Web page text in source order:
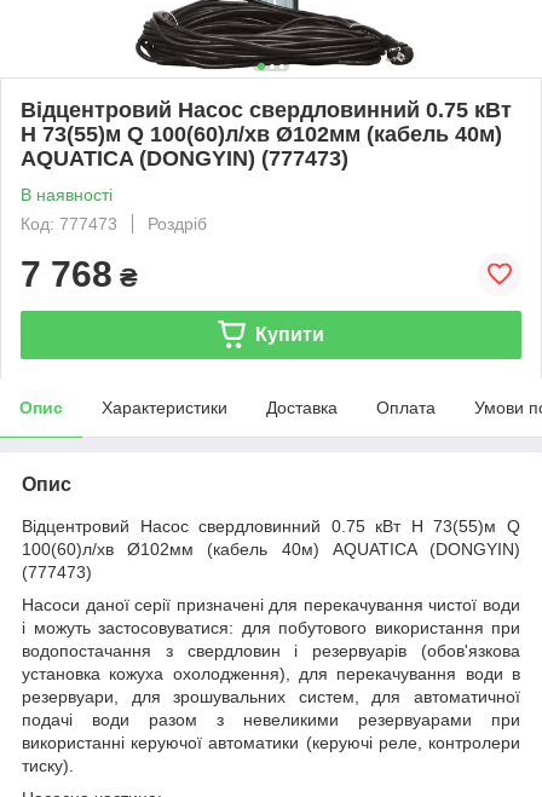
Відцентровий Насос свердловинний 0.75 кВт
H 73(55)м Q 100(60)л/хв Ø102мм (кабель 40м)
AQUATICA (DONGYIN) (777473)
В наявності
Код: 777473
Роздріб
7 768 ₴
Купити
Опис Характеристики Доставка Оплата Умови
Опис
Відцентровий Насос свердловинний 0.75 кВт H 73(55)м Q
100(60)л/хв Ø102мм (кабель 40м) AQUATICA (DONGYIN)
(777473)
Насоси даної серії призначені для перекачування чистої води
і можуть застосовуватися: для побутового використання при
водопостачання з свердловин і резервуарів (обов'язкова
установка кожуха охолодження), для перекачування води в
резервуари, для зрошувальних систем, для автоматичної
подачі води разом з невеликими резервуарами при
використанні керуючої автоматики (керуючі реле, контролери
тиску).